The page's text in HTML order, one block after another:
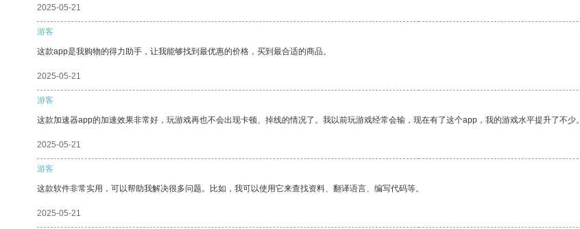
2025-05-21
游客
这款app是我购物的得力助手，让我能够找到最优惠的价格，买到最合适的商品。
2025-05-21
游客
这款加速器app的加速效果非常好，玩游戏再也不会出现卡顿、掉线的情况了。我以前玩游戏经常会输，现在有了这个app，我的游戏水平提升了不少。
2025-05-21
游客
这款软件非常实用，可以帮助我解决很多问题。比如，我可以使用它来查找资料、翻译语言、编写代码等。
2025-05-21